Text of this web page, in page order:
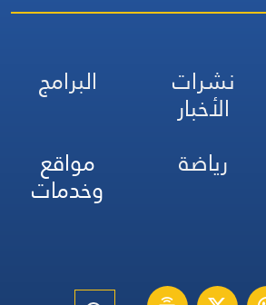
نشرات
الأخبار
البرامج
رياضة مواقع
وخدمات